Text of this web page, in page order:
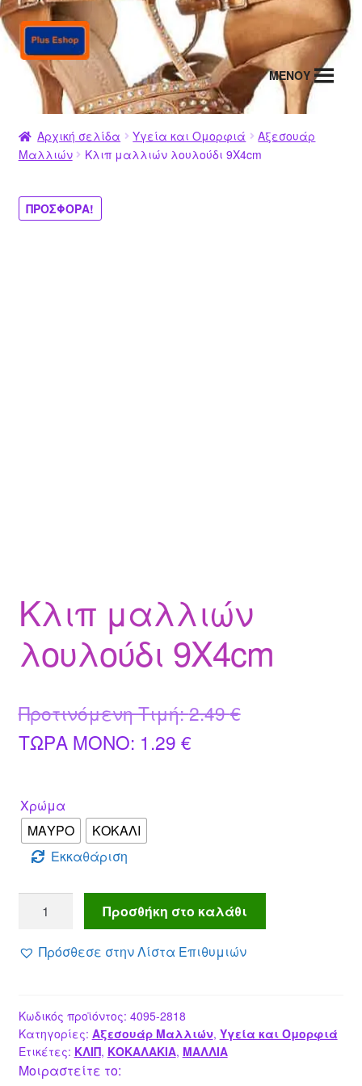
Απευθείας
μετάβαση
στην
πλοήγηση
Μετάβαση
σε
περιεχόμενο
MENΟΥ
Αρχική σελίδα Υγεία και Ομορφιά
Αξεσουάρ
Μαλλιών
Κλιπ μαλλιών λουλούδι 9Χ4cm
ΠΡΟΣΦΟΡΆ!
Κλιπ μαλλιών
λουλούδι 9Χ4cm
Προτινόμενη Τιμή:2.49€Original
ΤΩΡΑ MONO: 1.29 €Η
Χρώμα
ΜΑΥΡΟ
ΚΟΚΑΛΙ
Εκκαθάριση
μαλλιών
λουλούδι
9Χ4cm
Προσθήκη στο καλάθι
Πρόσθεσε στην Λίστα Επιθυμιών
Κωδικός προϊόντος: 4095-2818
Κατηγορίες: Αξεσουάρ Μαλλιών, Υγεία και Ομορφιά
Ετικέτες: ΚΛΙΠ, ΚΟΚΑΛΑΚΙΑ, ΜΑΛΛΙΑ
Μοιραστείτε το: